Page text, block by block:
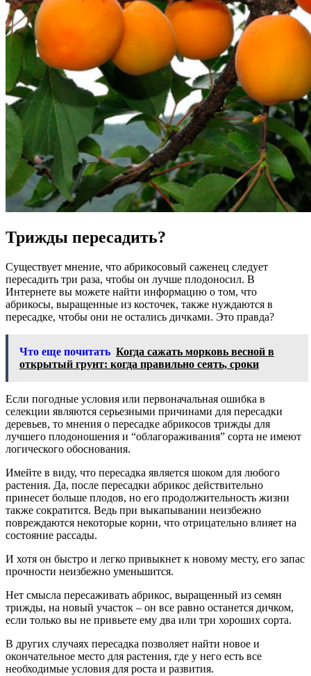
Трижды пересадить?
Существует мнение, что абрикосовый саженец следует
пересадить три раза, чтобы он лучше плодоносил. В
Интернете вы можете найти информацию о том, что
абрикосы, выращенные из косточек, также нуждаются в
пересадке, чтобы они не остались дичками. Это правда?
Что еще почитать Когда сажать морковь весной в
открытый грунт: когда правильно сеять, сроки
Если погодные условия или первоначальная ошибка в
селекции являются серьезными причинами для пересадки
деревьев, то мнения о пересадке абрикосов трижды для
лучшего плодоношения и “облагораживания” сорта не имеют
логического обоснования.
Имейте в виду, что пересадка является шоком для любого
растения. Да, после пересадки абрикос действительно
принесет больше плодов, но его продолжительность жизни
также сократится. Ведь при выкапывании неизбежно
повреждаются некоторые корни, что отрицательно влияет на
состояние рассады.
И хотя он быстро и легко привыкнет к новому месту, его запас
прочности неизбежно уменьшится.
Нет смысла пересаживать абрикос, выращенный из семян
трижды, на новый участок – он все равно останется дичком,
если только вы не привьете ему два или три хороших сорта.
В других случаях пересадка позволяет найти новое и
окончательное место для растения, где у него есть все
необходимые условия для роста и развития.